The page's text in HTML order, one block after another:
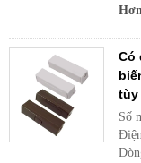
Có
tùy
Số